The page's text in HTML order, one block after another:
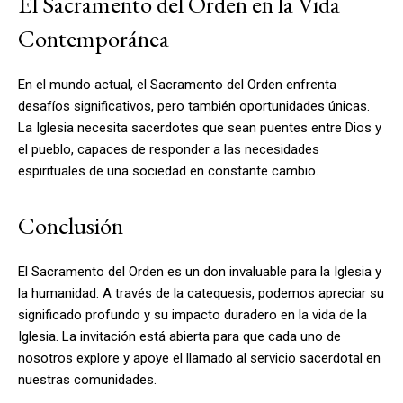
Contemporánea
En el mundo actual, el Sacramento del Orden enfrenta
desafíos significativos, pero también oportunidades únicas.
La Iglesia necesita sacerdotes que sean puentes entre Dios y
el pueblo, capaces de responder a las necesidades
espirituales de una sociedad en constante cambio.
Conclusión
El Sacramento del Orden es un don invaluable para la Iglesia y
la humanidad. A través de la catequesis, podemos apreciar su
significado profundo y su impacto duradero en la vida de la
Iglesia. La invitación está abierta para que cada uno de
nosotros explore y apoye el llamado al servicio sacerdotal en
nuestras comunidades.